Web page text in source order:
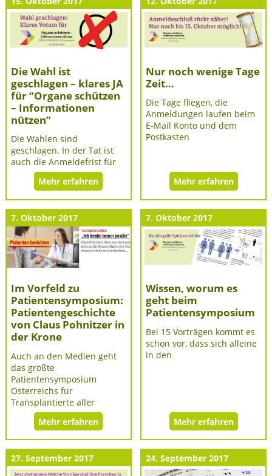
Die Wahl ist
geschlagen – klares JA
für “Organe schützen
– Informationen
nützen”
Die Wahlen sind
geschlagen. In der Tat ist
auch die Anmeldefrist für
Mehr erfahren
Nur noch wenige Tage
Zeit…
Die Tage fliegen, die
Anmeldungen laufen beim
E-Mail Konto und dem
Postkasten
Mehr erfahren
7. Oktober 2017
Im Vorfeld zu
Patientensymposium:
Patientengeschichte
von Claus Pohnitzer in
der Krone
Auch an den Medien geht
das größte
Patientensymposium
Österreichs für
Transplantierte aller
Mehr erfahren
7. Oktober 2017
Wissen, worum es
geht beim
Patientensymposium
Bei 15 Vorträgen kommt es
schon vor, dass sich alleine
in den
Mehr erfahren
27. September 2017 24. September 2017